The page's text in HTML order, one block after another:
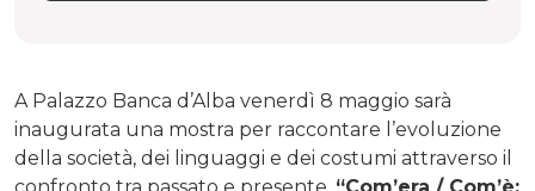
A Palazzo Banca d’Alba venerdì 8 maggio sarà
inaugurata una mostra per raccontare l’evoluzione
della società, dei linguaggi e dei costumi attraverso il